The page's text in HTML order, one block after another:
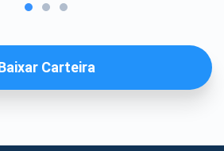
Carteira